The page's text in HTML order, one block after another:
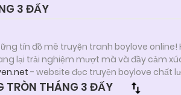
3 ĐẤY
tín đồ mê truyện tranh boylove
lại trải nghiệm mượt mà và đầy cảm
- website đọc truyện boylove chất
TRÒN THÁNG 3 ĐẤY